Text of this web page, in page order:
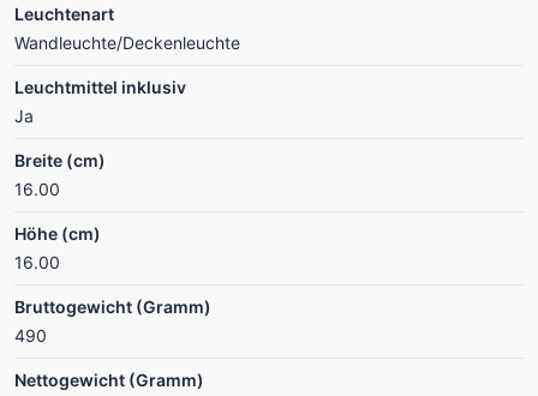
Leuchtenart
Wandleuchte/Deckenleuchte
Leuchtmittel inklusiv
Ja
Breite (cm)
16.00
Höhe (cm)
16.00
Bruttogewicht (Gramm)
490
Nettogewicht (Gramm)